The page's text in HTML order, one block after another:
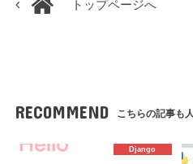
トップページへ
RECOMMEND こちらの記事も
Django